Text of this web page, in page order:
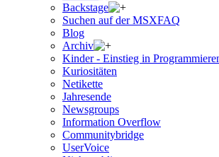
Backstage
Suchen auf der MSXFAQ
Blog
Archiv
Kinder - Einstieg in
Kuriositäten
Netikette
Jahresende
Newsgroups
Information Overflow
Communitybridge
UserVoice